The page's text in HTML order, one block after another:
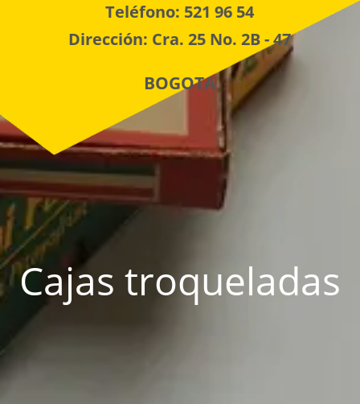
Teléfono: 521 96 54
Dirección: Cra. 25 No. 2B - 47
BOGOTA
Cajas troqueladas